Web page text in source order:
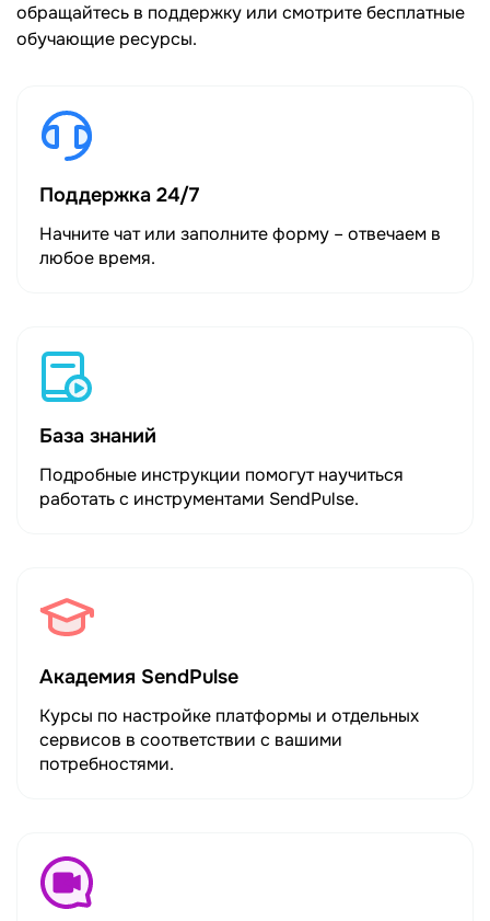
обращайтесь в поддержку или смотрите бесплатные
обучающие ресурсы.
Поддержка 24/7
Начните чат или заполните форму – отвечаем в
любое время.
База знаний
Подробные инструкции помогут научиться
работать с инструментами SendPulse.
Академия SendPulse
Курсы по настройке платформы и отдельных
сервисов в соответствии с вашими
потребностями.